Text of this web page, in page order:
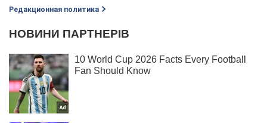
Редакционная политика